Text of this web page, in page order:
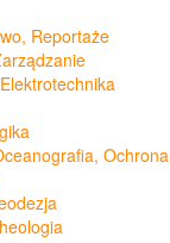
Reportaże
Ochrona